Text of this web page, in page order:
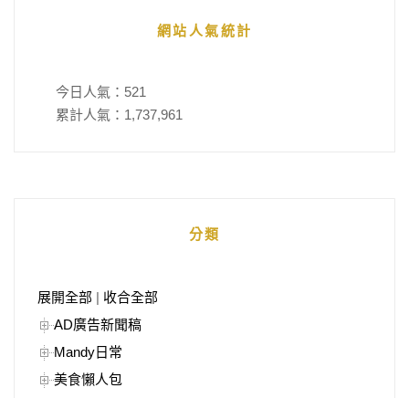
網站人氣統計
今日人氣： 521
累計人氣： 1,737,961
分類
展開全部 | 收合全部
AD廣告新聞稿
Mandy日常
美食懶人包